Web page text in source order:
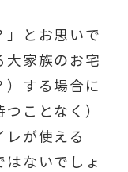
」とお思いで
大家族のお宅
）する場合に
ことなく）
が使える
はないでしょ